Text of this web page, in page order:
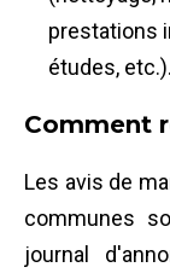
prestations
études, etc.).
Comment
Les avis de
communes
journal